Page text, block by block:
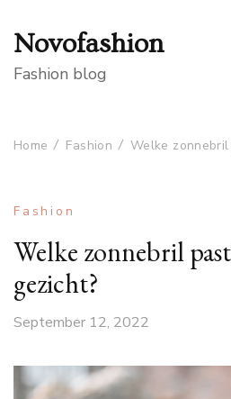
Novofashion
Fashion blog
Home Fashion Welke
Fashion
Welke zonnebril
gezicht?
September 12, 2022